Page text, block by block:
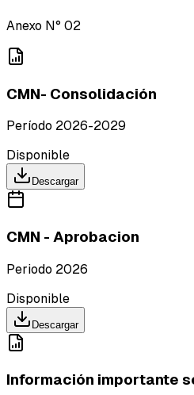
Anexo N° 02
CMN- Consolidación
Período 2026-2029
Disponible
Descargar
CMN - Aprobacion
Periodo 2026
Disponible
Descargar
Información importante